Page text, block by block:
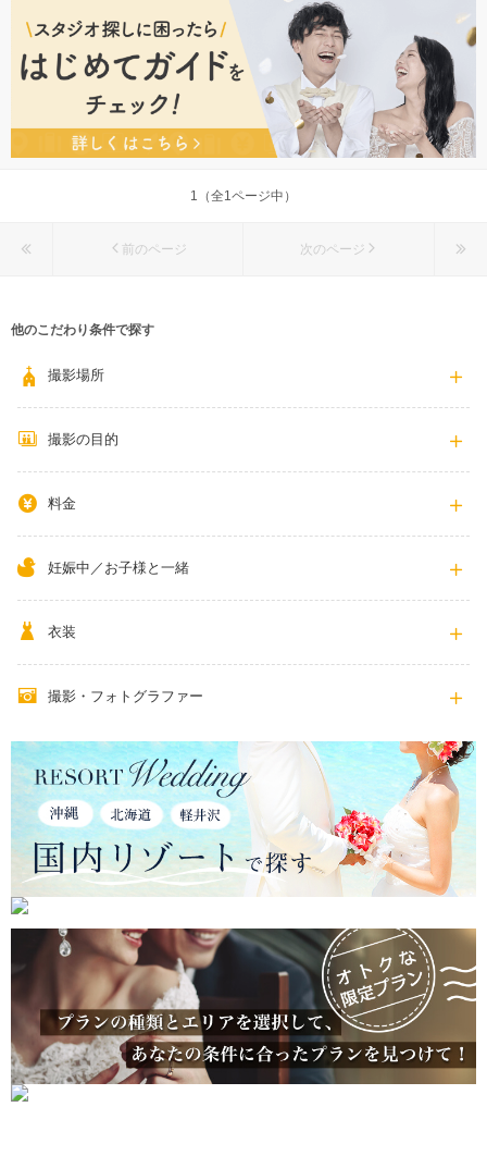
0952-36-7771
1（全1ページ中）
前のページ 次のページ
他のこだわり条件で探す
撮影場所
撮影の目的
料金
妊娠中／お子様と一緒
衣装
撮影・フォトグラファー